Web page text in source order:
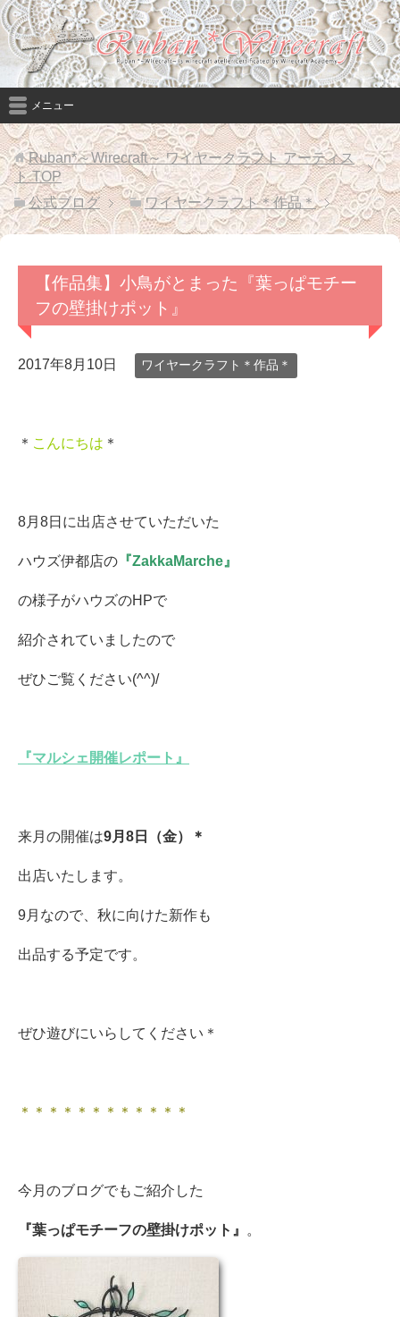
メニュー
Ruban*～Wirecraft～ ワイヤークラフト アーティス
トTOP
公式ブログ
ワイヤークラフト＊作品＊
【作品集】小鳥がとまった『葉っぱモチー
フの壁掛けポット』
2017年8月10日 ワイヤークラフト＊作品＊
＊ こんにちは ＊
8月8日に出店させていただいた
ハウズ伊都店の 『ZakkaMarche』
の様子がハウズのHPで
紹介されていましたので
ぜひご覧ください(^^)/
『マルシェ開催レポート』
来月の開催は9月8日（金）＊
出店いたします。
9月なので、秋に向けた新作も
出品する予定です。
ぜひ遊びにいらしてください＊
＊＊＊＊＊＊＊＊＊＊＊＊
今月のブログでもご紹介した
『葉っぱモチーフの壁掛けポット』 。